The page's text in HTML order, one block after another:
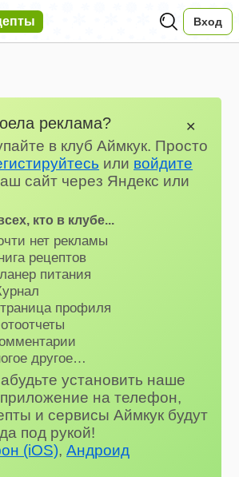
Вход
реклама?
в клуб Аймкук. Просто
или войдите
сайт через Яндекс или
кто в клубе...
нет рекламы
рецептов
питания
профиля
другое…
установить наше
на телефон,
и сервисы Аймкук будут
под рукой!
(iOS),Андроид
✕